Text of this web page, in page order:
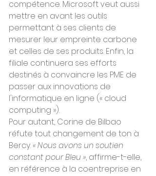
compétence. Microsoft veut aussi
mettre en avant les outils
permettant à ses clients de
mesurer leur empreinte carbone
et celles de ses produits. Enfin, la
filiale continuera ses efforts
destinés à convaincre les PME de
passer aux innovations de
l'informatique en ligne (« cloud
computing »).
Pour autant, Corine de Bilbao
réfute tout changement de ton à
Bercy. « Nous avons un soutien
constant pour Bleu », affirme-t-elle,
en référence à la coentreprise en